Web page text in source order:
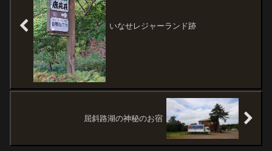
いなせレジャーランド跡
屈斜路湖の神秘のお宿